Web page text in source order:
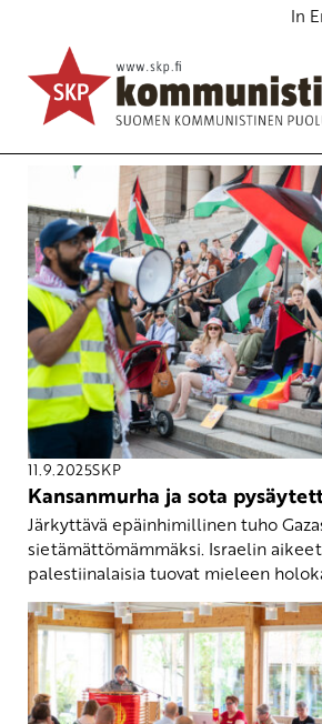
In
Gaza
11.9.2025SKP
Kansanmurha ja sota
Järkyttävä epäinhimillinen tuho
sietämättömämmäksi. Israelin
palestiinalaisia tuovat mieleen